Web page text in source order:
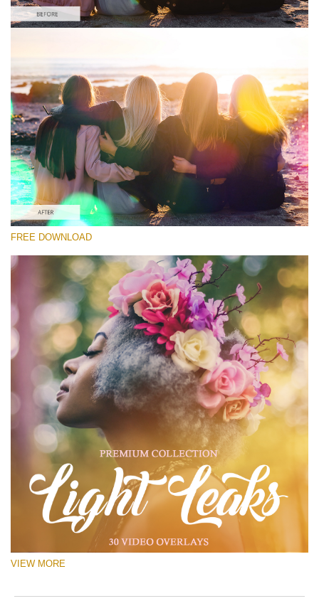
Proszę wybrać
Free Light Leak Overlay #5
Light Leaks Effect
Darmowe Pobieranie
FREE DOWNLOAD
VIEW MORE